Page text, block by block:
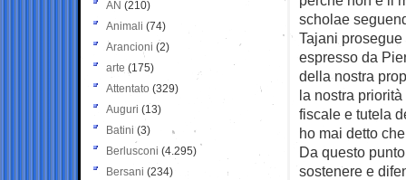
scholae
Tajani
espresso da
della nostra
la nostra
fiscale e tutela
ho mai detto
Da questo
sostenere e
AN (210)
Animali (74)
Arancioni (2)
arte (175)
Attentato (329)
Auguri (13)
Batini (3)
Berlusconi (4.295)
Bersani (234)